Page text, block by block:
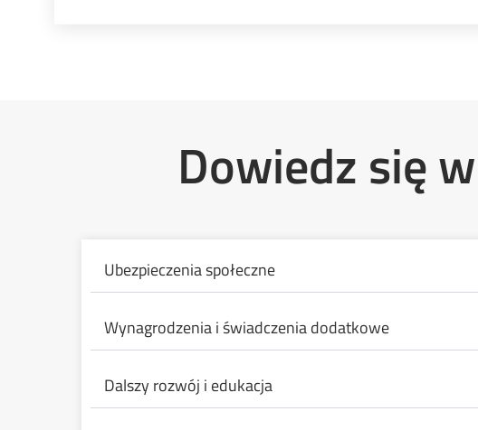
Dowiedz się
Ubezpieczenia społeczne
Wynagrodzenia i świadczenia dodatkowe
Dalszy rozwój i edukacja